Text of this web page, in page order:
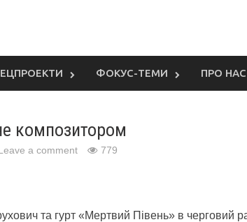
ФОКУС-ТЕМИ ПРО НАС
композитором
a comment 779
та гурт «Мертвий Півень» в черговий